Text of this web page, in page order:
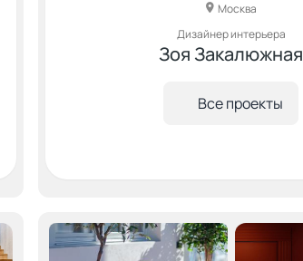
Москва
Дизайнер интерьера
Зоя Закалюжная
Все проекты